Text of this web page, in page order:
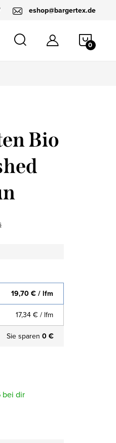
eshop@bargertex.de
Bio
19,70 € / lfm
17,34 € / lfm
Sie sparen 0 €